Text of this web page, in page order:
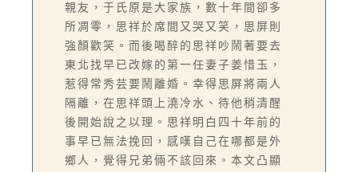
親友，于氏原是大家族，數十年間卻多
所凋零，思祥於席間又哭又笑，思屏則
強顏歡笑。而後喝醉的思祥吵鬧著要去
東北找早已改嫁的第一任妻子姜惜玉，
惹得常秀芸要鬧離婚。幸得思屏將兩人
隔離，在思祥頭上澆冷水、待他稍清醒
後開始說之以理。思祥明白四十年前的
事早已無法挽回，感嘆自己在哪都是外
鄉人，覺得兄弟倆不該回來。本文凸顯